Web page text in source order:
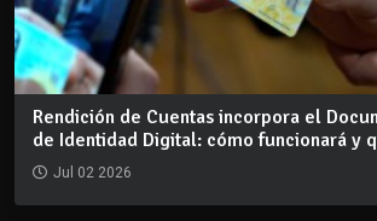
Rendición de Cuentas incorpora el
de Identidad Digital: cómo funcionará y
Jul 02 2026